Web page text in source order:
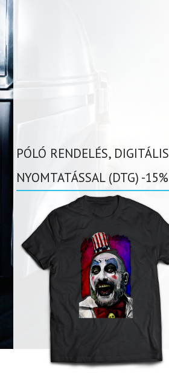
PÓLÓ RENDELÉS, DIGITÁLIS
NYOMTATÁSSAL (DTG) -15%